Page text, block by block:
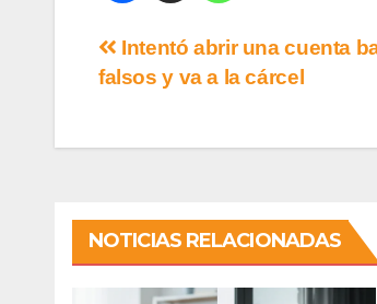
Intentó abrir una cuenta
falsos y va a la cárcel
NOTICIAS RELACIONADAS